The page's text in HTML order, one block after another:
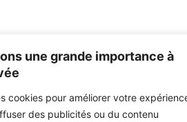
une grande importance à
cookies pour améliorer votre
des publicités ou du contenu